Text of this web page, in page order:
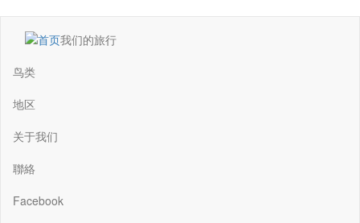
Main
navigation
我们的旅行
鸟类
地区
关于我们
聯絡
Facebook